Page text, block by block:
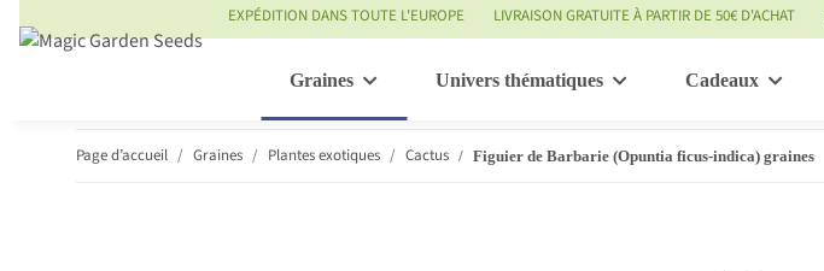
EXPÉDITION DANS TOUTE L'EUROPE LIVRAISON GRATUITE À PARTIR DE 50€ D'ACHAT
Graines Univers thématiques Cadeaux
Page d’accueil Graines Plantes exotiques Cactus Figuier de Barbarie (Opuntia ficus-indica) graines